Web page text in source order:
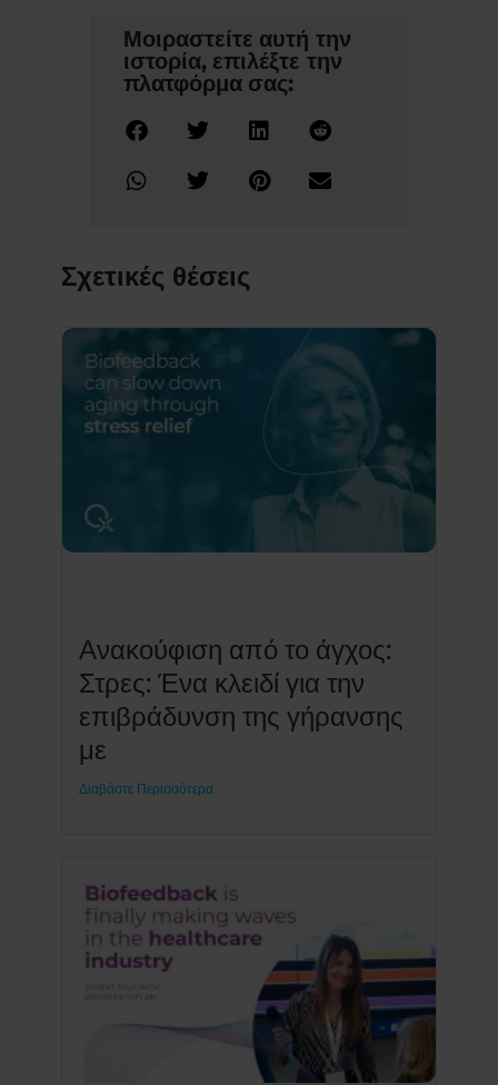
Μοιραστείτε αυτή την
ιστορία, επιλέξτε την
πλατφόρμα σας:
Σχετικές θέσεις
Ανακούφιση από το άγχος:
Στρες: Ένα κλειδί για την
επιβράδυνση της γήρανσης
με
Διαβάστε Περισσότερα